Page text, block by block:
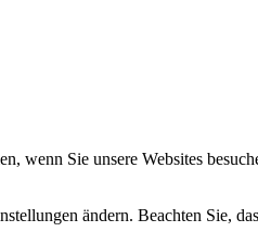
wenn Sie unsere Websites
ändern. Beachten Sie,